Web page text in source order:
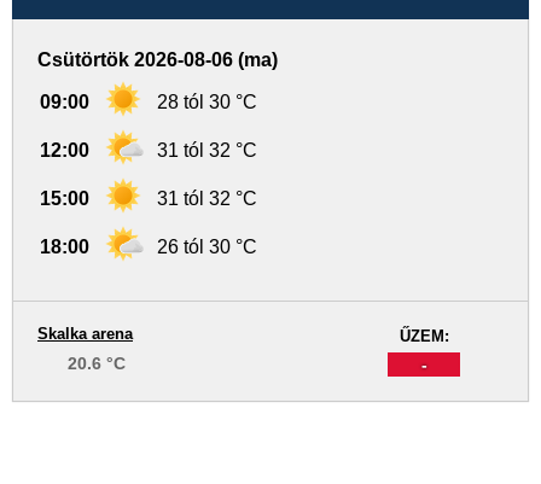
Csütörtök 2026-08-06 (ma)
09:00 28 tól 30 °C
12:00 31 tól 32 °C
15:00 31 tól 32 °C
18:00 26 tól 30 °C
ŰZEM:
-
Skalka arena
20.6 °C